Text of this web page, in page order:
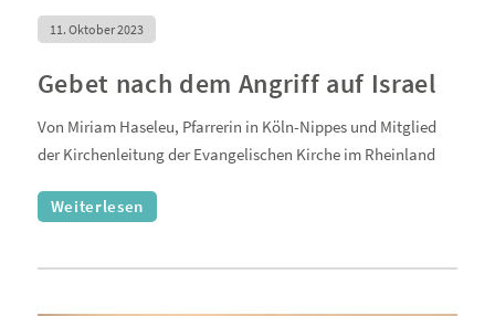
11. Oktober 2023
Gebet nach dem Angriff auf Israel
Von Miriam Haseleu, Pfarrerin in Köln-Nippes und Mitglied
der Kirchenleitung der Evangelischen Kirche im Rheinland
Weiterlesen